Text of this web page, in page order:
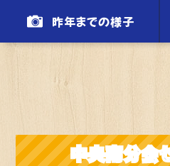
昨年までの様子
中央南分